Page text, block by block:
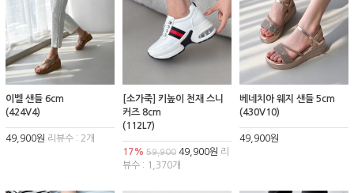
이벨 샌들 6cm
(424V4)
49,900원 리뷰수 : 2개
[소가죽] 키높이 천재 스니
커즈 8cm
(112L7)
17% 59,90049,900원 리
뷰수 : 1,370개
베네치아 웨지 샌들 5cm
(430V10)
49,900원